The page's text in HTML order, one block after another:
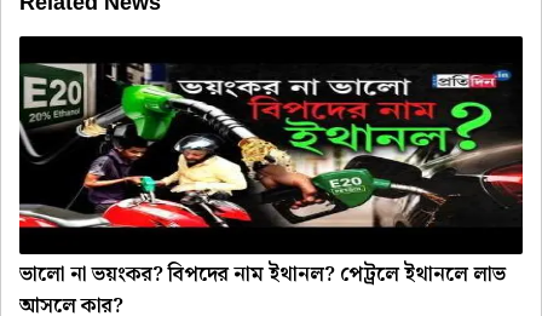
ভালো না ভয়ংকর? বিপদের নাম ইথানল? পেট্রলে ইথানলে লাভ
আসলে কার?